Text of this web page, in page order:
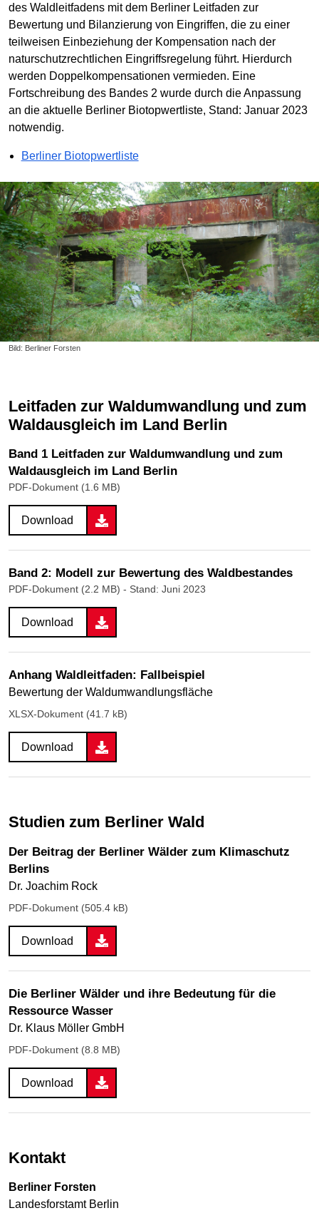
Bild: Berliner Forsten
des Waldleitfadens mit dem Berliner Leitfaden zur
Bewertung und Bilanzierung von Eingriffen, die zu einer
teilweisen Einbeziehung der Kompensation nach der
naturschutzrechtlichen Eingriffsregelung führt. Hierdurch
werden Doppelkompensationen vermieden. Eine
Fortschreibung des Bandes 2 wurde durch die Anpassung
an die aktuelle Berliner Biotopwertliste, Stand: Januar 2023
notwendig.
Berliner Biotopwertliste
Leitfaden zur Waldumwandlung und zum
Waldausgleich im Land Berlin
Band 1 Leitfaden zur Waldumwandlung und zum
Waldausgleich im Land Berlin
PDF-Dokument (1.6 MB)
Download
Band 2: Modell zur Bewertung des Waldbestandes
PDF-Dokument (2.2 MB) - Stand: Juni 2023
Download
Anhang Waldleitfaden: Fallbeispiel
Bewertung der Waldumwandlungsfläche
XLSX-Dokument (41.7 kB)
Download
Studien zum Berliner Wald
Der Beitrag der Berliner Wälder zum Klimaschutz
Berlins
Dr. Joachim Rock
PDF-Dokument (505.4 kB)
Download
Die Berliner Wälder und ihre Bedeutung für die
Ressource Wasser
Dr. Klaus Möller GmbH
PDF-Dokument (8.8 MB)
Download
Kontakt
Berliner Forsten
Landesforstamt Berlin